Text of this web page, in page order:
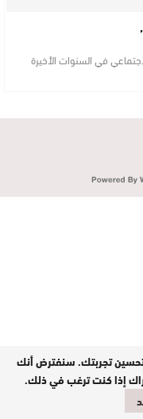
في السنوات الأخيرة
تجربتك. سنفترض أنك
إذا كنت ترغب في ذلك.